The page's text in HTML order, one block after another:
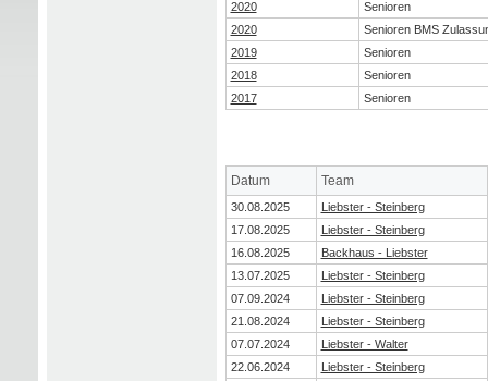
2020
Senioren
2020
Senioren BMS
2019
Senioren
2018
Senioren
2017
Senioren
Datum Team
30.08.2025
Liebster - Steinberg
17.08.2025
Liebster - Steinberg
16.08.2025
Backhaus - Liebster
13.07.2025
Liebster - Steinberg
07.09.2024
Liebster - Steinberg
21.08.2024
Liebster - Steinberg
07.07.2024
Liebster - Walter
22.06.2024
Liebster - Steinberg